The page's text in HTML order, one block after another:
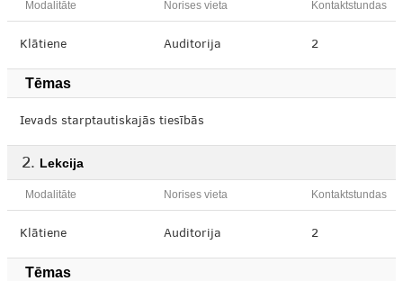
Modalitāte Norises vieta Kontaktstundas
Klātiene Auditorija 2
Tēmas
Ievads starptautiskajās tiesībās
Lekcija
Modalitāte Norises vieta Kontaktstundas
Klātiene Auditorija 2
Tēmas